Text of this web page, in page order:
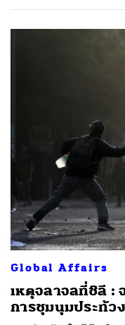
Global Affairs
เหตุจลาจลที่ชิลี :
การชุมนุมประท้ว